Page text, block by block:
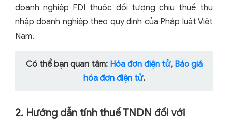
doanh nghiệp FDI thuộc đối tượng chịu thuế thu
nhập doanh nghiệp theo quy định của Pháp luật Việt
Nam.
Có thể bạn quan tâm: Hóa đơn điện tử, Báo giá
hóa đơn điện tử.
2. Hướng dẫn tính thuế TNDN đối với